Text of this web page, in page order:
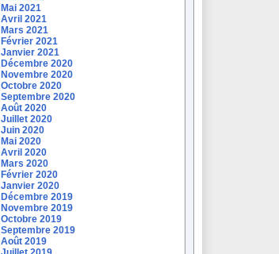
Mai 2021
Avril 2021
Mars 2021
Février 2021
Janvier 2021
Décembre 2020
Novembre 2020
Octobre 2020
Septembre 2020
Août 2020
Juillet 2020
Juin 2020
Mai 2020
Avril 2020
Mars 2020
Février 2020
Janvier 2020
Décembre 2019
Novembre 2019
Octobre 2019
Septembre 2019
Août 2019